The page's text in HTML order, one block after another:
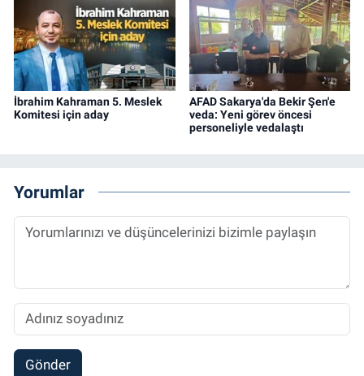
İbrahim Kahraman 5. Meslek
Komitesi için aday
AFAD Sakarya'da Bekir Şen'e
veda: Yeni görev öncesi
personeliyle vedalaştı
Yorumlar
Gönder